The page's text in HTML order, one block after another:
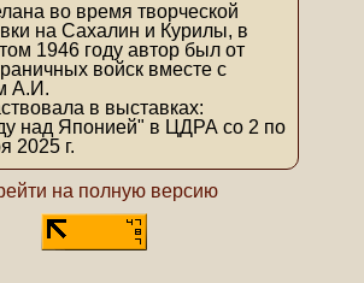
во время творческой
на Сахалин и Курилы, в
1946 году автор был от
войск вместе с
А.И.
в выставках:
над Японией" в ЦДРА со 2 по
2025 г.
на полную версию